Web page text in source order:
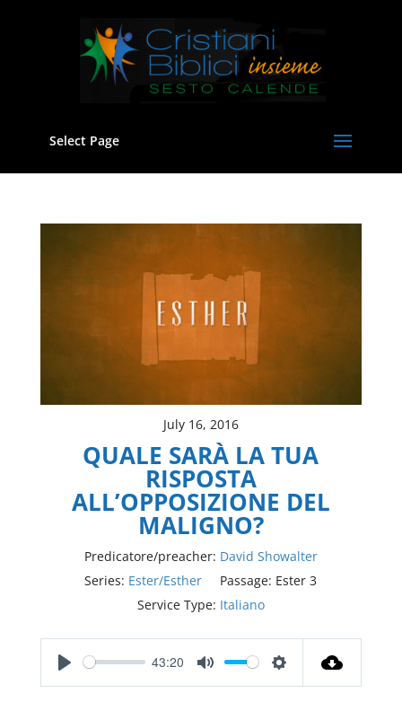
Select Page
July 16, 2016
QUALE SARÀ LA TUA
RISPOSTA
ALL’OPPOSIZIONE DEL
MALIGNO?
Predicatore/preacher: David Showalter
Series: Ester/Esther Passage: Ester 3
Service Type: Italiano
Play
43:20
Mute Settings